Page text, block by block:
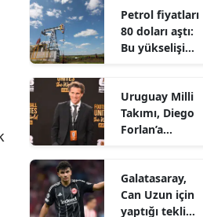
Petrol fiyatları
80 doları aştı:
Bu yükselişin
Uruguay Milli
Takımı, Diego
Forlan’a
Galatasaray,
Can Uzun için
yaptığı teklifi